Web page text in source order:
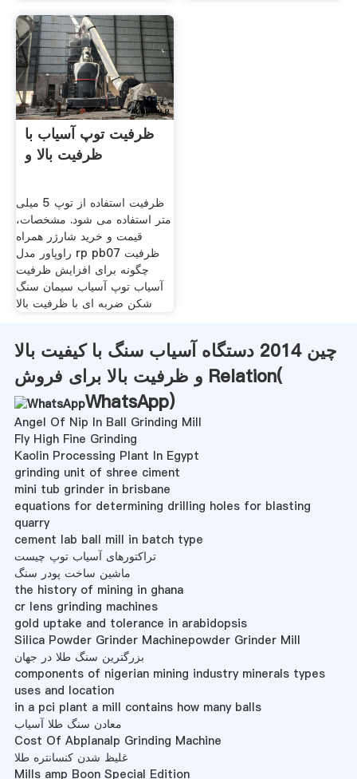
ظرفیت توپ آسیاب با
ظرفیت بالا و
ظرفیت استفاده از توپ 5 میلی
متر استفاده می شود. مشخصات،
قیمت و خرید شارژر همراه
راوپاور مدل rp pb07 ظرفیت
چگونه برای افزایش ظرفیت
آسیاب توپ آسیاب سیمان سنگ
شکن ضربه ای با ظرفیت بالا
چین 2014 دستگاه آسیاب سنگ با کیفیت بالا
و ظرفیت بالا برای فروش Relation(
WhatsApp)
Angel Of Nip In Ball Grinding Mill
Fly High Fine Grinding
Kaolin Processing Plant In Egypt
grinding unit of shree ciment
mini tub grinder in brisbane
equations for determining drilling holes for blasting
quarry
cement lab ball mill in batch type
تراکتورهای آسیاب توپ چیست
ماشین ساخت پودر سنگ
the history of mining in ghana
cr lens grinding machines
gold uptake and tolerance in arabidopsis
Silica Powder Grinder Machinepowder Grinder Mill
بزرگترین سنگ طلا در جهان
components of nigerian mining industry minerals types
uses and location
in a pci plant a mill contains how many balls
معادن سنگ طلا آسیاب
Cost Of Abplanalp Grinding Machine
غلیظ شدن کنسانتره طلا
Mills amp Boon Special Edition